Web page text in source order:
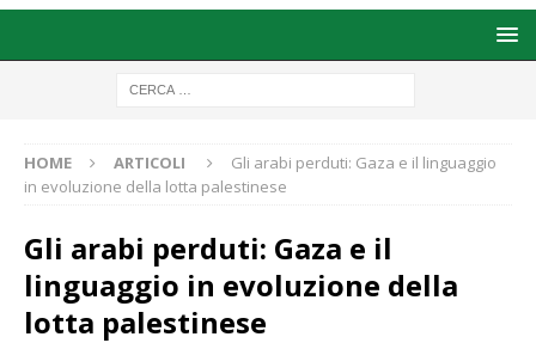
HOME ARTICOLI
Gli arabi perduti: Gaza e il linguaggio
in evoluzione della lotta palestinese
Gli arabi perduti: Gaza e il
linguaggio in evoluzione della
lotta palestinese